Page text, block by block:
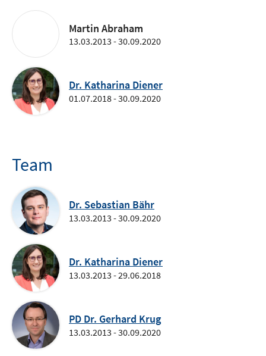
Martin Abraham
13.03.2013 - 30.09.2020
Dr. Katharina Diener
01.07.2018 - 30.09.2020
Team
Dr. Sebastian Bähr
13.03.2013 - 30.09.2020
Dr. Katharina Diener
13.03.2013 - 29.06.2018
PD Dr. Gerhard Krug
13.03.2013 - 30.09.2020